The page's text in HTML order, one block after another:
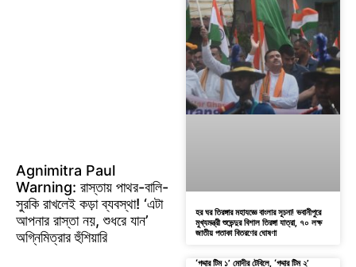
Agnimitra Paul
Warning: রাস্তায় পাথর-বালি-
সুরকি রাখলেই কড়া ব্যবস্থা! ‘এটা
আপনার রাস্তা নয়, শুধরে যান’
অগ্নিমিত্রার হুঁশিয়ারি
হর ঘর তিরঙ্গার মহাযজ্ঞে বাংলার সূচনা! ভবানীপুরে
মুখ্যমন্ত্রী শুভেন্দুর বিশাল তিরঙ্গা যাত্রা, ৭০ লক্ষ
জাতীয় পতাকা বিতরণের ঘোষণা
‘গদ্দার টিম ১’ মোদীর টেবিলে, ‘গদ্দার টিম ২’